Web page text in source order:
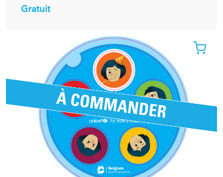
Gratuit